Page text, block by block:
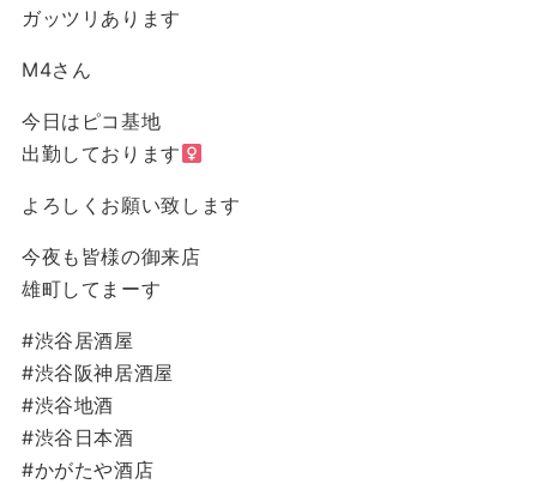
ガッツリあります
M4さん
今日はピコ基地
出勤しております‍
よろしくお願い致します
今夜も皆様の御来店
雄町してまーす
#渋谷居酒屋
#渋谷阪神居酒屋
#渋谷地酒
#渋谷日本酒
#かがたや酒店